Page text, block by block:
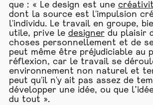
que : « Le design est une
dont la source est l'impulsion
l'individu. Le travail en groupe,
utile, prive le designerdu plaisir
choses personnellement et de
peut même être préjudiciable au
réflexion, car le travail se
environnement non naturel et
peut qu'il n'y ait pas assez de
développer une idée, ou que
du tout ».